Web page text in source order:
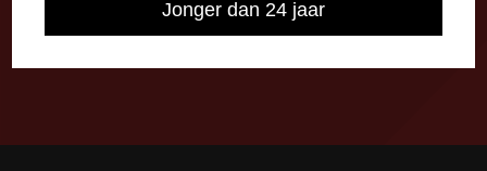
Jonger dan 24 jaar
Importeer alle wedstrijden in je agenda!